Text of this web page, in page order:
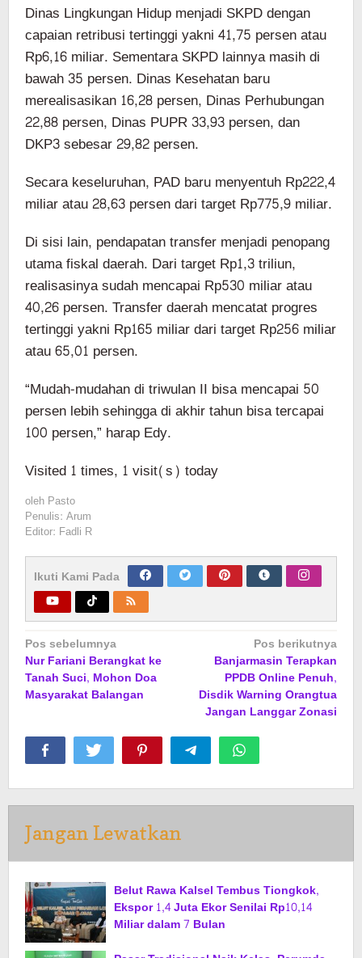
Dinas Lingkungan Hidup menjadi SKPD dengan
capaian retribusi tertinggi yakni 41,75 persen atau
Rp6,16 miliar. Sementara SKPD lainnya masih di
bawah 35 persen. Dinas Kesehatan baru
merealisasikan 16,28 persen, Dinas Perhubungan
22,88 persen, Dinas PUPR 33,93 persen, dan
DKP3 sebesar 29,82 persen.
Secara keseluruhan, PAD baru menyentuh Rp222,4
miliar atau 28,63 persen dari target Rp775,9 miliar.
Di sisi lain, pendapatan transfer menjadi penopang
utama fiskal daerah. Dari target Rp1,3 triliun,
realisasinya sudah mencapai Rp530 miliar atau
40,26 persen. Transfer daerah mencatat progres
tertinggi yakni Rp165 miliar dari target Rp256 miliar
atau 65,01 persen.
“Mudah-mudahan di triwulan II bisa mencapai 50
persen lebih sehingga di akhir tahun bisa tercapai
100 persen,” harap Edy.
Visited 1 times, 1 visit(s) today
oleh Pasto
Penulis: Arum
Editor: Fadli R
Ikuti Kami Pada
Navigasi
pos
Pos sebelumnya
Nur Fariani Berangkat ke
Tanah Suci, Mohon Doa
Masyarakat Balangan
Pos berikutnya
Banjarmasin Terapkan
PPDB Online Penuh,
Disdik Warning Orangtua
Jangan Langgar Zonasi
Jangan Lewatkan
Belut Rawa Kalsel Tembus Tiongkok,
Ekspor 1,4 Juta Ekor Senilai Rp10,14
Miliar dalam 7 Bulan